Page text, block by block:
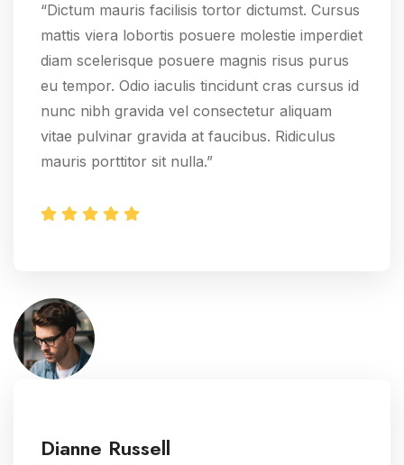
“Dictum mauris facilisis tortor dictumst. Cursus
mattis viera lobortis posuere molestie imperdiet
diam scelerisque posuere magnis risus purus
eu tempor. Odio iaculis tincidunt cras cursus id
nunc nibh gravida vel consectetur aliquam
vitae pulvinar gravida at faucibus. Ridiculus
mauris porttitor sit nulla.”
Dianne Russell